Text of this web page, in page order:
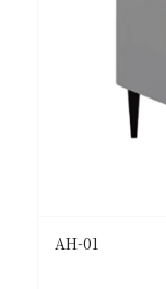
AH-01